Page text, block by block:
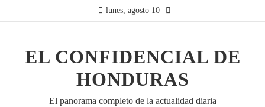
lunes, agosto 10
EL CONFIDENCIAL DE
HONDURAS
El panorama completo de la actualidad diaria